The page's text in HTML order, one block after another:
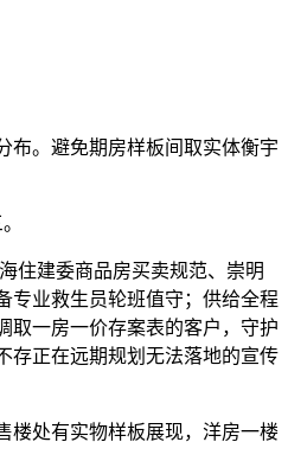
。避免期房样板间取实体衡宇
住建委商品房买卖规范、崇明
专业救生员轮班值守；供给全程
取一房一价存案表的客户，守护
存正在远期规划无法落地的宣传
处有实物样板展现，洋房一楼